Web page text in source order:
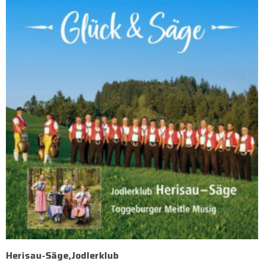
Herisau-Säge,Jodlerklub